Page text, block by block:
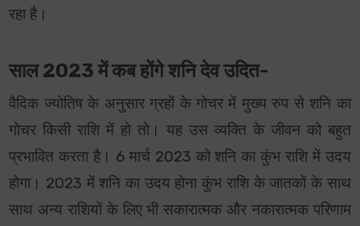
रहा है।
साल 2023 में कब होंगे शनि देव उदित-
वैदिक ज्योतिष के अनुसार ग्रहों के गोचर में मुख्य रुप से शनि का
गोचर किसी राशि में हो तो। यह उस व्यक्ति के जीवन को बहुत
प्रभावित करता है। 6 मार्च 2023 को शनि का कुंभ राशि में उदय
होगा। 2023 में शनि का उदय होना कुंभ राशि के जातकों के साथ
साथ अन्य राशियों के लिए भी सकारात्मक और नकारात्मक परिणाम